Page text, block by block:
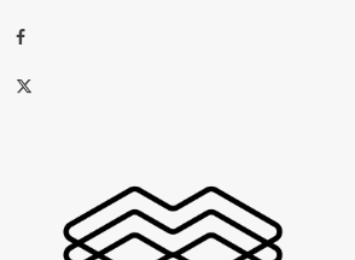
Facebook
X